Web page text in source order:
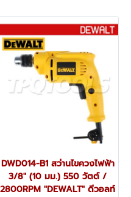
DWD014-B1 สว่านไขควงไฟฟ้า
3/8" (10 มม.) 550 วัตต์ /
2800RPM "DEWALT" ดีวอลท์